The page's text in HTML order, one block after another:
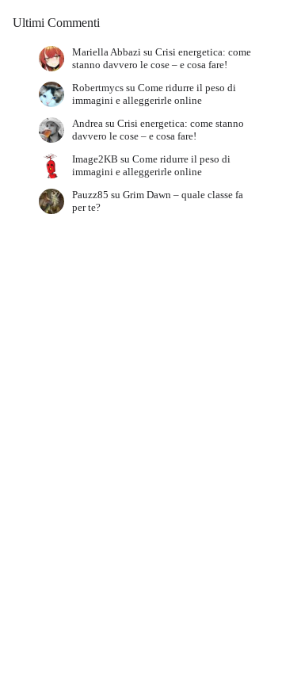
Ultimi Commenti
Mariella Abbazi su Crisi energetica: come
stanno davvero le cose – e cosa fare!
Robertmycssu Come ridurre il peso di
immagini e alleggerirle online
Andrea su Crisi energetica: come stanno
davvero le cose – e cosa fare!
Image2KB su Come ridurre il peso di
immagini e alleggerirle online
Pauzz85 su Grim Dawn – quale classe fa
per te?